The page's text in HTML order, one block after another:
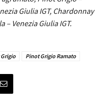
Giulia IGT, Chardonnay
– Venezia Giulia IGT.
Pinot Grigio Ramato